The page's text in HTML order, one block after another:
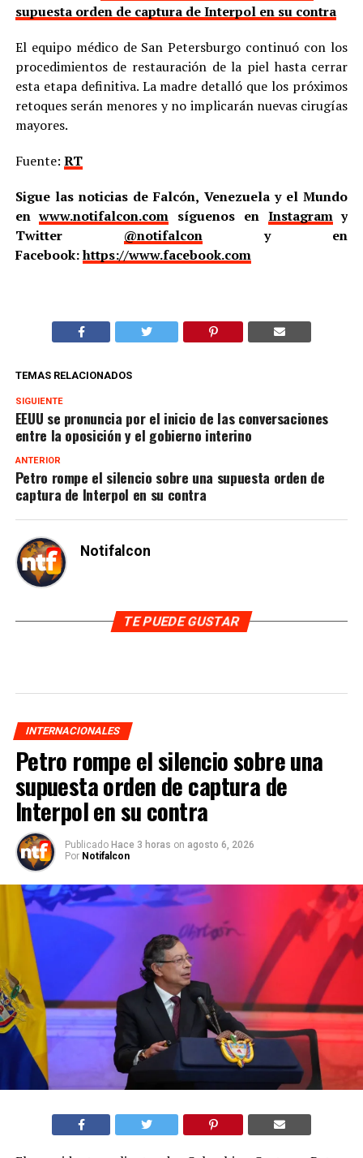
supuesta orden de captura de Interpol en su contra
El equipo médico de San Petersburgo continuó con los
procedimientos de restauración de la piel hasta cerrar
esta etapa definitiva. La madre detalló que los próximos
retoques serán menores y no implicarán nuevas cirugías
mayores.
Fuente: RT
Sigue las noticias de Falcón, Venezuela y el Mundo
enwww.notifalcon.com síguenos en Instagramy
Twitter @notifalcony en
Facebook:https://www.facebook.com
TEMAS RELACIONADOS
SIGUIENTE
EEUU se pronuncia por el inicio de las conversaciones
entre la oposición y el gobierno interino
ANTERIOR
Petro rompe el silencio sobre una supuesta orden de
captura de Interpol en su contra
Notifalcon
TE PUEDE GUSTAR
INTERNACIONALES
Petro rompe el silencio sobre una
supuesta orden de captura de
Interpol en su contra
Publicado Hace 3 horas on agosto 6, 2026
Por Notifalcon